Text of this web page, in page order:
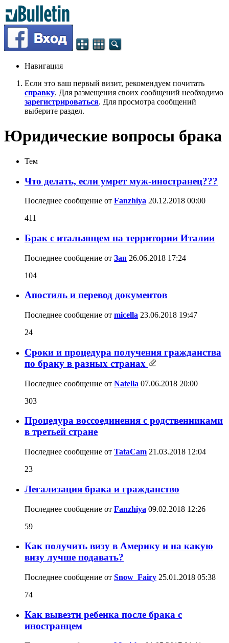
Навигация
Если это ваш первый визит, рекомендуем почитать
справку. Для размещения своих сообщений необходимо
зарегистрироваться. Для просмотра сообщений
выберите раздел.
Юридические вопросы брака
Тем
Что делать, если умрет муж-иностранец???
Последнее сообщение от Fanzhiya 20.12.2018 00:00
411
Брак с итальянцем на территории Италии
Последнее сообщение от Зая 26.06.2018 17:24
104
Апостиль и перевод документов
Последнее сообщение от miсella 23.06.2018 19:47
24
Сроки и процедура получения гражданства
по браку в разных странах
Последнее сообщение от Natella 07.06.2018 20:00
303
Процедура воссоединения с родственниками
в третьей стране
Последнее сообщение от TataCam 21.03.2018 12:04
23
Легализация брака и гражданство
Последнее сообщение от Fanzhiya 09.02.2018 12:26
59
Как получить визу в Америку и на какую
визу лучше подавать?
Последнее сообщение от Snow_Fairy 25.01.2018 05:38
74
Как вывезти ребенка после брака с
иностранцем